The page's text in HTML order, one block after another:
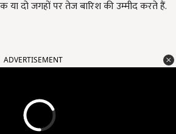
या दो जगहों पर तेज बारिश की उम्मीद करते हैं.
ADVERTISEMENT